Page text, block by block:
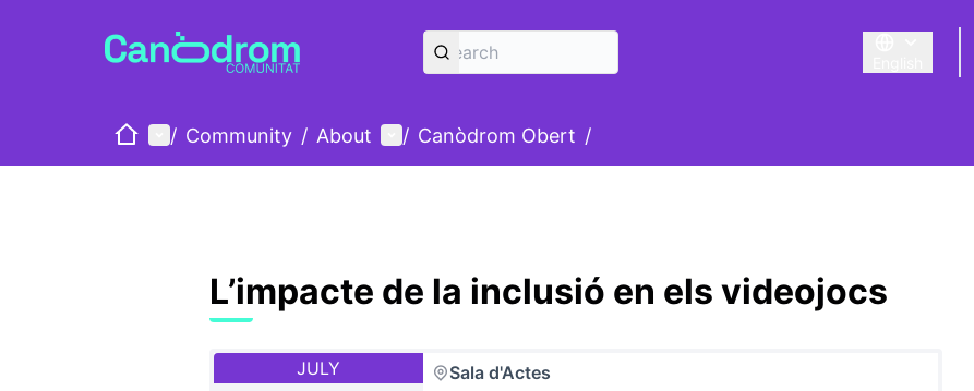
Triar la llengua
HomeMain menu
/ Community / About User menu
/ Canòdrom Obert /
L’impacte de la inclusió en els videojocs
JULY Sala d'Actes